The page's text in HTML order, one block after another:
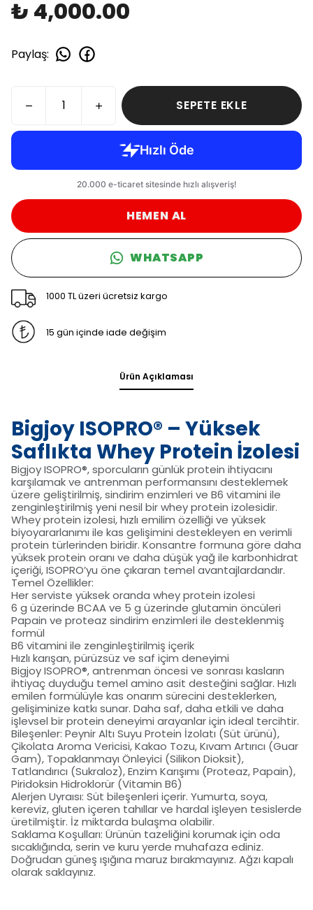
₺ 4,000.00
Paylaş:
SEPETE EKLE
HEMEN AL
WHATSAPP
1000 TL üzeri ücretsiz kargo
15 gün içinde iade değişim
Ürün Açıklaması
Bigjoy ISOPRO® – Yüksek
Saflıkta Whey Protein İzolesi
Bigjoy ISOPRO®, sporcuların günlük protein ihtiyacını
karşılamak ve antrenman performansını desteklemek
üzere geliştirilmiş, sindirim enzimleri ve B6 vitamini ile
zenginleştirilmiş yeni nesil bir whey protein izolesidir.
Whey protein izolesi, hızlı emilim özelliği ve yüksek
biyoyararlanımı ile kas gelişimini destekleyen en verimli
protein türlerinden biridir. Konsantre formuna göre daha
yüksek protein oranı ve daha düşük yağ ile karbonhidrat
içeriği, ISOPRO’yu öne çıkaran temel avantajlardandır.
Temel Özellikler:
Her serviste yüksek oranda whey protein izolesi
6 g üzerinde BCAA ve 5 g üzerinde glutamin öncüleri
Papain ve proteaz sindirim enzimleri ile desteklenmiş
formül
B6 vitamini ile zenginleştirilmiş içerik
Hızlı karışan, pürüzsüz ve saf içim deneyimi
Bigjoy ISOPRO®, antrenman öncesi ve sonrası kasların
ihtiyaç duyduğu temel amino asit desteğini sağlar. Hızlı
emilen formülüyle kas onarım sürecini desteklerken,
gelişiminize katkı sunar. Daha saf, daha etkili ve daha
işlevsel bir protein deneyimi arayanlar için ideal tercihtir.
Bileşenler: Peynir Altı Suyu Protein İzolatı (Süt ürünü),
Çikolata Aroma Vericisi, Kakao Tozu, Kıvam Artırıcı (Guar
Gam), Topaklanmayı Önleyici (Silikon Dioksit),
Tatlandırıcı (Sukraloz), Enzim Karışımı (Proteaz, Papain),
Piridoksin Hidroklorür (Vitamin B6)
Alerjen Uyraısı: Süt bileşenleri içerir. Yumurta, soya,
kereviz, gluten içeren tahıllar ve hardal işleyen tesislerde
üretilmiştir. İz miktarda bulaşma olabilir.
Saklama Koşulları: Ürünün tazeliğini korumak için oda
sıcaklığında, serin ve kuru yerde muhafaza ediniz.
Doğrudan güneş ışığına maruz bırakmayınız. Ağzı kapalı
olarak saklayınız.